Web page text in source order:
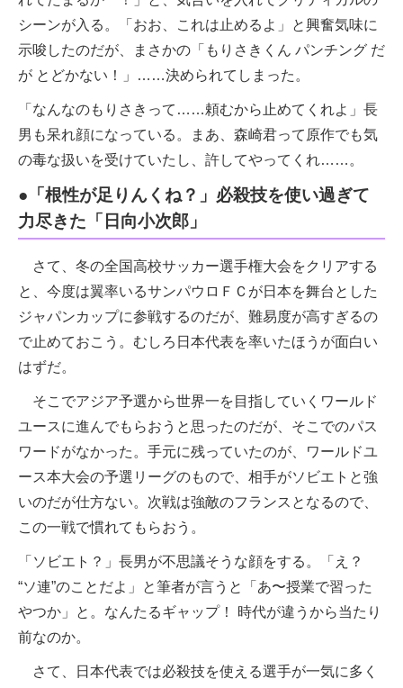
シーンが入る。「おお、これは止めるよ」と興奮気味に
示唆したのだが、まさかの「もりさきくん パンチング だ
が とどかない！」……決められてしまった。
「なんなのもりさきって……頼むから止めてくれよ」長
男も呆れ顔になっている。まあ、森崎君って原作でも気
の毒な扱いを受けていたし、許してやってくれ……。
●「根性が足りんくね？」必殺技を使い過ぎて
力尽きた「日向小次郎」
さて、冬の全国高校サッカー選手権大会をクリアする
と、今度は翼率いるサンパウロＦＣが日本を舞台とした
ジャパンカップに参戦するのだが、難易度が高すぎるの
で止めておこう。むしろ日本代表を率いたほうが面白い
はずだ。
そこでアジア予選から世界一を目指していくワールド
ユースに進んでもらおうと思ったのだが、そこでのパス
ワードがなかった。手元に残っていたのが、ワールドユ
ース本大会の予選リーグのもので、相手がソビエトと強
いのだが仕方ない。次戦は強敵のフランスとなるので、
この一戦で慣れてもらおう。
「ソビエト？」長男が不思議そうな顔をする。「え？
“ソ連”のことだよ」と筆者が言うと「あ〜授業で習った
やつか」と。なんたるギャップ！ 時代が違うから当たり
前なのか。
さて、日本代表では必殺技を使える選手が一気に多く